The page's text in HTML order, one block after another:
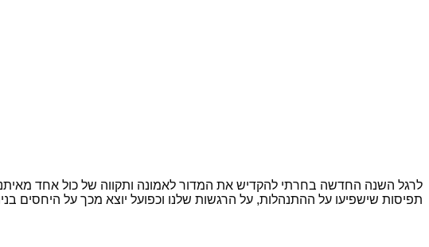
לרגל השנה החדשה בחרתי להקדיש את המדור לאמונה ותקווה של כול אחד מאיתנו,
תפיסות שישפיעו על ההתנהלות, על הרגשות שלנו וכפועל יוצא מכך על היחסים בנינו